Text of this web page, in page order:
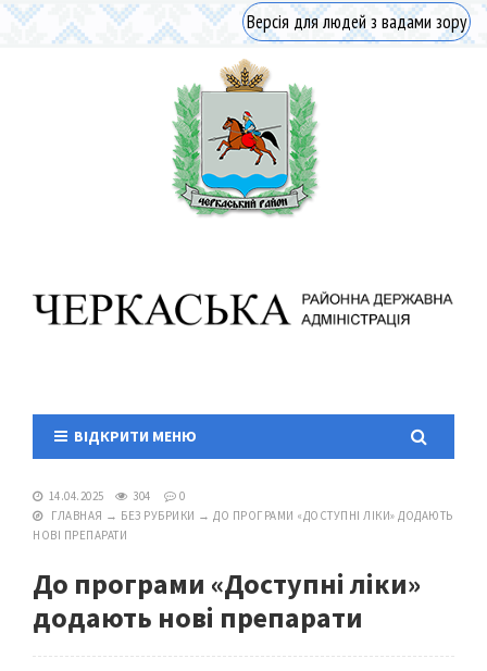
Версія для людей з вадами зору
ВІДКРИТИ МЕНЮ
14.04.2025 304
0
ГЛАВНАЯ → БЕЗ РУБРИКИ → ДО ПРОГРАМИ «ДОСТУПНІ ЛІКИ» ДОДАЮТЬ
НОВІ ПРЕПАРАТИ
До програми «Доступні ліки»
додають нові препарати